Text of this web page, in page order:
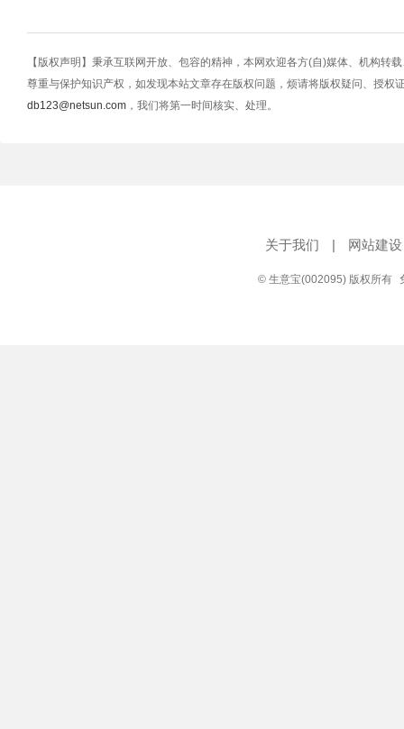
【版权声明】秉承互联网开放、包容的精神，本网欢迎各方(自)媒体、机构转
尊重与保护知识产权，如发现本站文章存在版权问题，烦请将版权疑问、授权
db123@netsun.com ，我们将第一时间核实、处理。
关于我们 | 网站建设
© 生意宝(002095) 版权所有